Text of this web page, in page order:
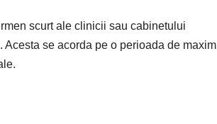
scurt ale clinicii sau cabinetului
se acorda pe o perioada de maxim